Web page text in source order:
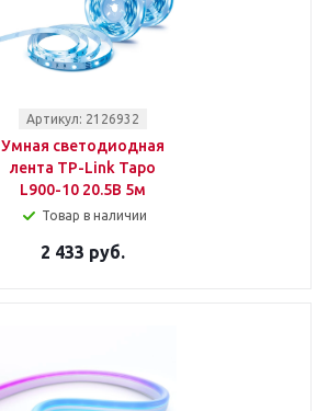
Артикул: 2126932
Умная светодиодная
лента TP-Link Tapo
L900-10 20.5В 5м
Товар в наличии
2 433 руб.